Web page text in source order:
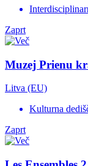
Zaprt
Muzej Prienu
Litva (EU)
Kulturna
Zaprt